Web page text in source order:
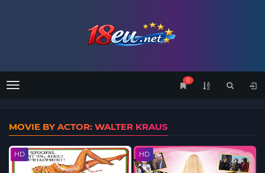
Menu
0
MOVIE BY ACTOR: WALTER KRAUS
HD HD